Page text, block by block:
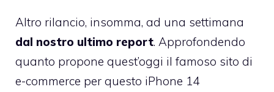
Altro rilancio, insomma, ad una settimana
dal nostro ultimo report. Approfondendo
quanto propone quest’oggi il famoso sito di
e-commerce per questo iPhone 14